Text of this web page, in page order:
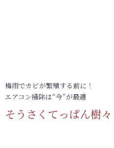
梅雨でカビが繁殖する前に！
エアコン掃除は“今”が最適
そうさくてっぱん樹々